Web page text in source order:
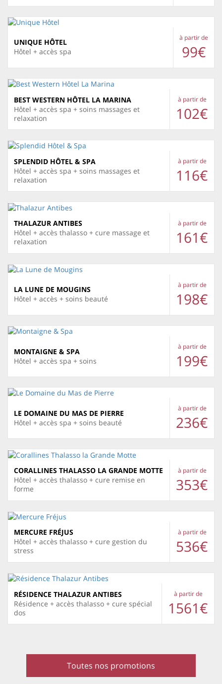
UNIQUE HÔTEL
Hôtel + accès spa
à partir de
99€
BEST WESTERN HÔTEL LA MARINA
Hôtel + accès spa + soins massages et
relaxation
à partir de
102€
SPLENDID HÔTEL & SPA
Hôtel + accès spa + soins massages et
relaxation
à partir de
116€
THALAZUR ANTIBES
Hôtel + accès thalasso + cure massage et
relaxation
à partir de
161€
LA LUNE DE MOUGINS
Hôtel + accès + soins beauté
à partir de
198€
MONTAIGNE & SPA
Hôtel + accès spa + soins
à partir de
199€
LE DOMAINE DU MAS DE PIERRE
Hôtel + accès spa + soins beauté
à partir de
236€
CORALLINES THALASSO LA GRANDE MOTTE
Hôtel + accès thalasso + cure remise en
forme
à partir de
353€
MERCURE FRÉJUS
Hôtel + accès thalasso + cure gestion du
stress
à partir de
536€
RÉSIDENCE THALAZUR ANTIBES
Résidence + accès thalasso + cure spécial
dos
à partir de
1561€
Toutes nos promotions